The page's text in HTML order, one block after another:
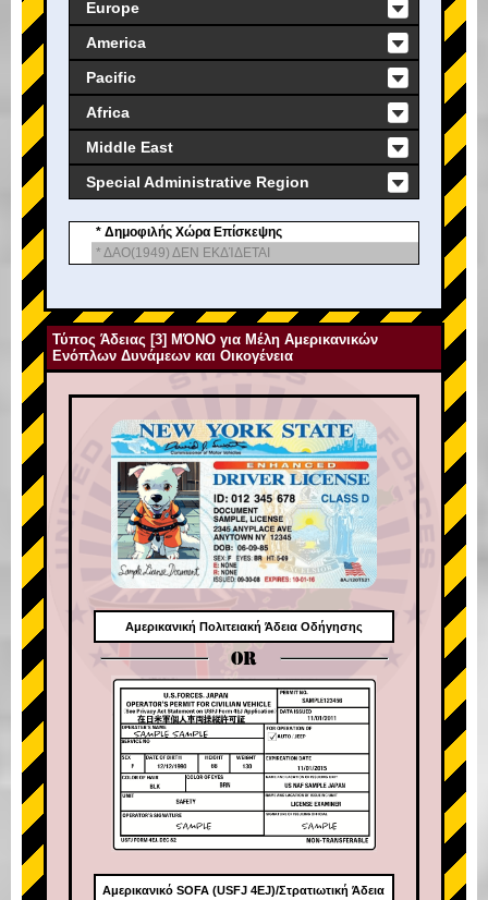
Europe
America
Pacific
Africa
Middle East
Special Administrative Region
* Δημοφιλής Χώρα Επίσκεψης
* ΔΑΟ(1949) ΔΕΝ ΕΚΔΊΔΕΤΑΙ
Τύπος Άδειας [3] ΜΌΝΟ για Μέλη Αμερικανικών
Ενόπλων Δυνάμεων και Οικογένεια
Αμερικανική Πολιτειακή Άδεια Οδήγησης
OR
Αμερικανικό SOFA (USFJ 4EJ)/Στρατιωτική Άδεια